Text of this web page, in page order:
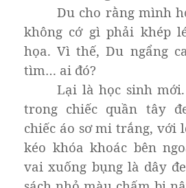
Du cho rằng mình
không cớ gì phải khép
họa. Vì thế, Du ngẩng
tìm… ai đó?
Lại là học sinh
trong chiếc quần tây
chiếc áo sơ mi trắng, với
kéo khóa khoác bên
vai xuống bụng là dây